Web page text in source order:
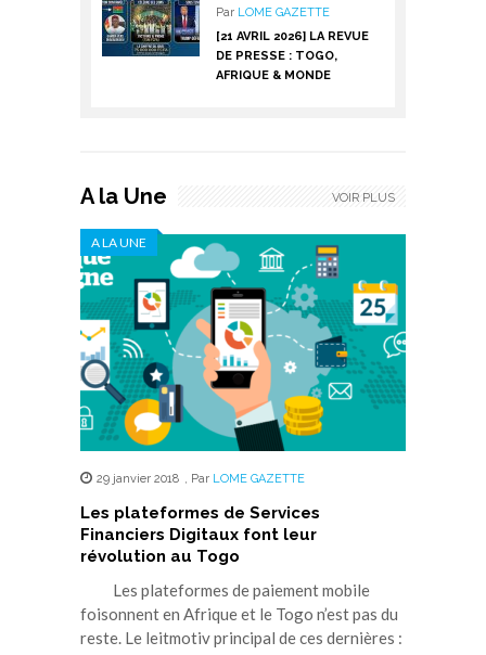
Par LOME GAZETTE
[21 AVRIL 2026] LA REVUE
DE PRESSE : TOGO,
AFRIQUE & MONDE
A la Une
A LA UNE
29 janvier 2018 , Par LOME GAZETTE
Les plateformes de Services
Financiers Digitaux font leur
révolution au Togo
Les plateformes de paiement mobile
foisonnent en Afrique et le Togo n’est pas du
reste. Le leitmotiv principal de ces dernières :
VOIR PLUS